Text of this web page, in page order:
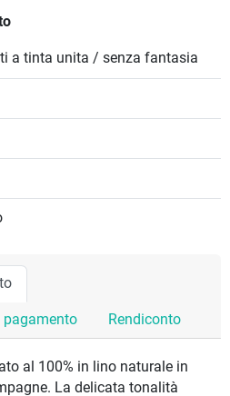
a tinta unita / senza fantasia
pagamento Rendiconto
al 100% in lino naturale in
La delicata tonalità